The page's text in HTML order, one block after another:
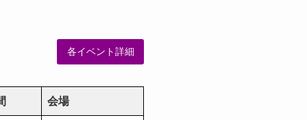
各イベント詳細
会場